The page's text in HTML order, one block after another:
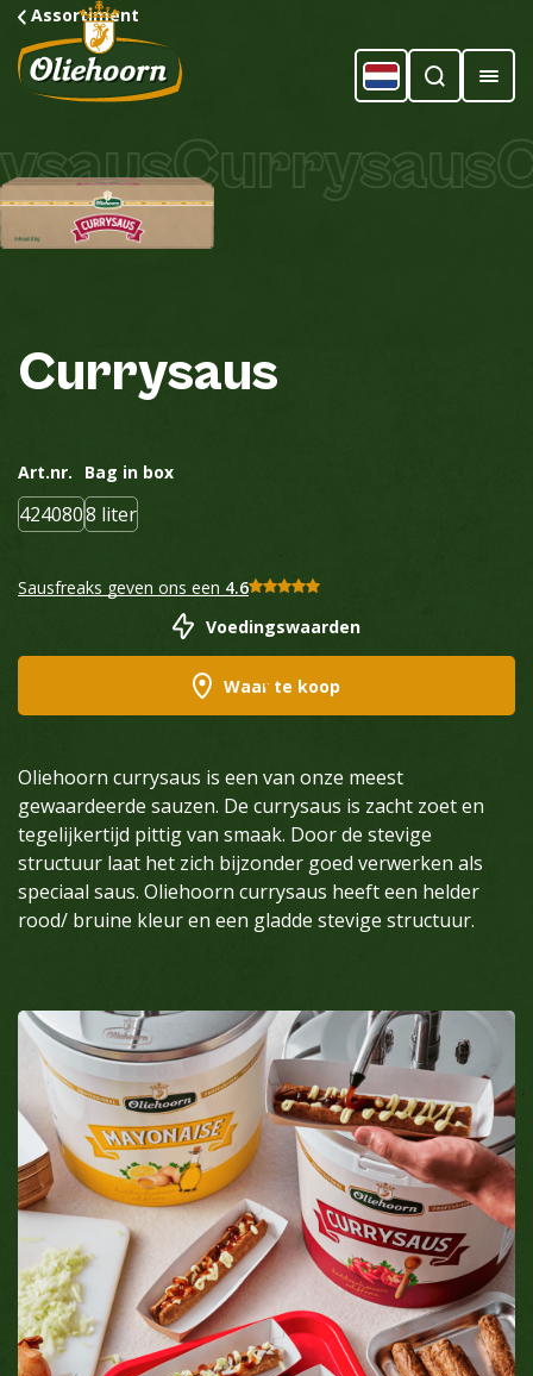
Assortiment
Currysaus
Currysaus
Art.nr.
424080
Bag in box
8 liter
Sausfreaks geven ons een 4.6
Voedingswaarden
Waar te koop
Oliehoorn currysaus is een van onze meest
gewaardeerde sauzen. De currysaus is zacht zoet en
tegelijkertijd pittig van smaak. Door de stevige
structuur laat het zich bijzonder goed verwerken als
speciaal saus. Oliehoorn currysaus heeft een helder
rood/ bruine kleur en een gladde stevige structuur.